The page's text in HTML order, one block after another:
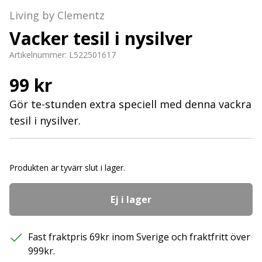
Living by Clementz
Vacker tesil i nysilver
Artikelnummer: L522501617
99 kr
Gör te-stunden extra speciell med denna vackra
tesil i nysilver.
Produkten är tyvärr slut i lager.
Ej i lager
Fast fraktpris 69kr inom Sverige och fraktfritt över
999kr.